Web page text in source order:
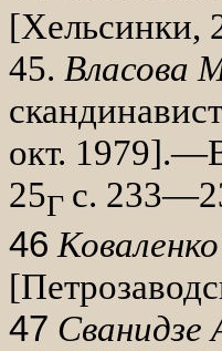
45. Власова
окт.
25Г с.
46
47 Сванидзе